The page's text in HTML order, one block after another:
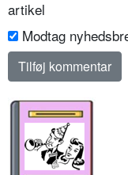
artikel
Modtag